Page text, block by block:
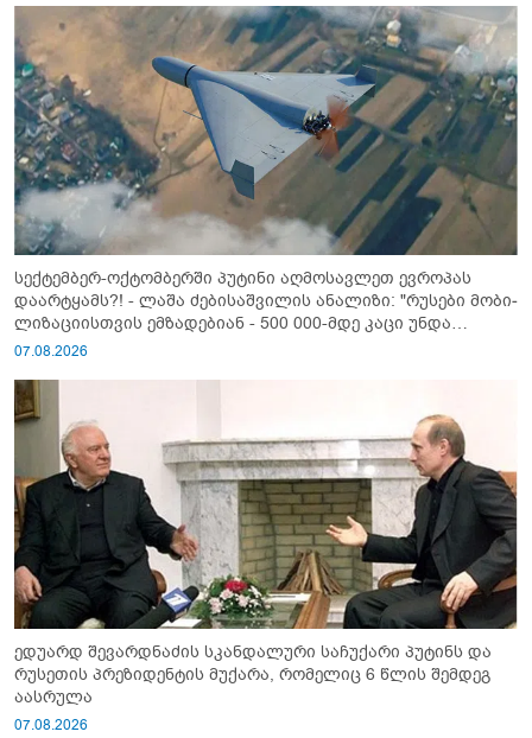
სექტემბერ-ოქტომბერში პუტინი აღმოსავლეთ ევროპას
დაარტყამს?! - ლაშა ძებისაშვილის ანალიზი: "რუსები მობი­
ლიზაციისთვის ემზადებიან - 500 000-მდე კაცი უნდა
გაიწვიონ ომში"
07.08.2026
ედუარდ შევარდნაძის სკანდალური საჩუქარი პუტინს და
რუსეთის პრეზიდენტის მუქარა, რომელიც 6 წლის შემდეგ
აასრულა
07.08.2026